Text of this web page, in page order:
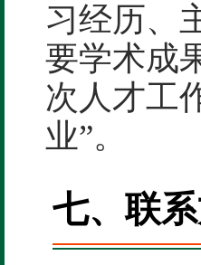
习经历、
要学术成
次人才工
业”。
七、联